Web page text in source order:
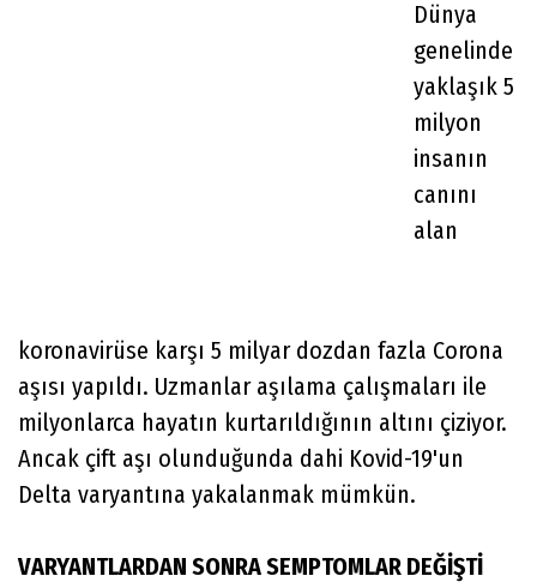
Dünya
genelinde
yaklaşık 5
milyon
insanın
canını
alan
koronavirüse karşı 5 milyar dozdan fazla Corona
aşısı yapıldı. Uzmanlar aşılama çalışmaları ile
milyonlarca hayatın kurtarıldığının altını çiziyor.
Ancak çift aşı olunduğunda dahi Kovid-19'un
Delta varyantına yakalanmak mümkün.
VARYANTLARDAN SONRA SEMPTOMLAR DEĞİŞTİ